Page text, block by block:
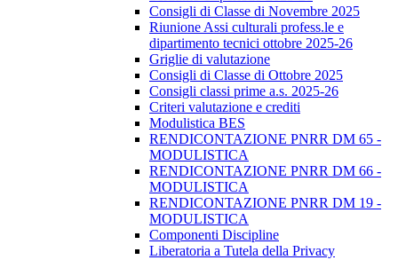
Consigli di Classe di Novembre 2025
Riunione Assi culturali profess.le e
dipartimento tecnici ottobre 2025-26
Griglie di valutazione
Consigli di Classe di Ottobre 2025
Consigli classi prime a.s. 2025-26
Criteri valutazione e crediti
Modulistica BES
RENDICONTAZIONE PNRR DM 65 -
MODULISTICA
RENDICONTAZIONE PNRR DM 66 -
MODULISTICA
RENDICONTAZIONE PNRR DM 19 -
MODULISTICA
Componenti Discipline
Liberatoria a Tutela della Privacy